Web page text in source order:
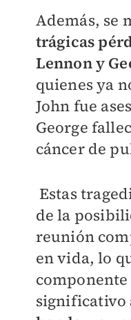
Además, se
trágicas
Lennon y
quienes ya
John fue
George
cáncer de
Estas
de la
reunión
en vida, lo
significativo